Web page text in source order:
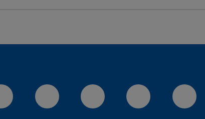
LinkedIn-Seite der TU Darmstadt
Instagram-Kanal der TU
Bluesky-Kanal